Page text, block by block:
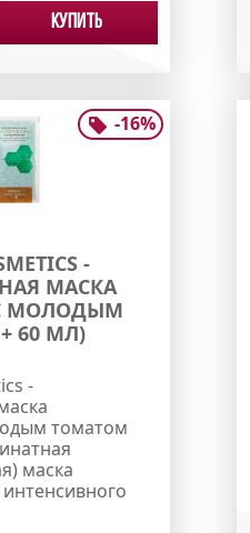
Купить
-16%
-
МАСКА
МОЛОДЫМ
60 МЛ)
-
томатом
маска